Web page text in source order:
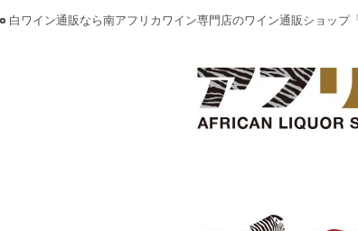
白ワイン通販なら南アフリカワイン専門店のワイン通販ショップ